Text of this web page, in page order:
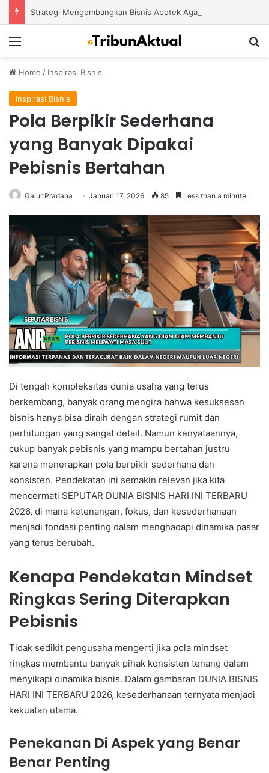
Home / Inspirasi Bisnis
Inspirasi Bisnis
Pola Berpikir Sederhana
yang Banyak Dipakai
Pebisnis Bertahan
Galur Pradana Januari 17, 2026 85 Less than a minute
Di tengah kompleksitas dunia usaha yang terus
berkembang, banyak orang mengira bahwa kesuksesan
bisnis hanya bisa diraih dengan strategi rumit dan
perhitungan yang sangat detail. Namun kenyataannya,
cukup banyak pebisnis yang mampu bertahan justru
karena menerapkan pola berpikir sederhana dan
konsisten. Pendekatan ini semakin relevan jika kita
mencermati SEPUTAR DUNIA BISNIS HARI INI TERBARU
2026, di mana ketenangan, fokus, dan kesederhanaan
menjadi fondasi penting dalam menghadapi dinamika pasar
yang terus berubah.
Kenapa Pendekatan Mindset
Ringkas Sering Diterapkan
Pebisnis
Tidak sedikit pengusaha mengerti jika pola mindset
ringkas membantu banyak pihak konsisten tenang dalam
menyikapi dinamika bisnis. Dalam gambaran DUNIA BISNIS
HARI INI TERBARU 2026, kesederhanaan ternyata menjadi
kekuatan utama.
Penekanan Di Aspek yang Benar
Benar Penting